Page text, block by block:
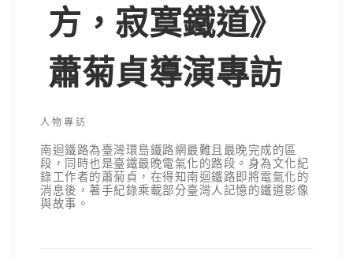
方，寂寞鐵道》
蕭菊貞導演專訪
人物專訪
南迴鐵路為臺灣環島鐵路網最難且最晚完成的區
段，同時也是臺鐵最晚電氣化的路段。身為文化紀
錄工作者的蕭菊貞，在得知南迴鐵路即將電氣化的
消息後，著手紀錄乘載部分臺灣人記憶的鐵道影像
與故事。